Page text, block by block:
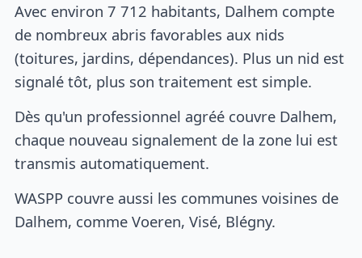
Avec environ 7 712 habitants, Dalhem compte
de nombreux abris favorables aux nids
(toitures, jardins, dépendances). Plus un nid est
signalé tôt, plus son traitement est simple.
Dès qu'un professionnel agréé couvre Dalhem,
chaque nouveau signalement de la zone lui est
transmis automatiquement.
WASPP couvre aussi les communes voisines de
Dalhem, comme Voeren, Visé, Blégny.